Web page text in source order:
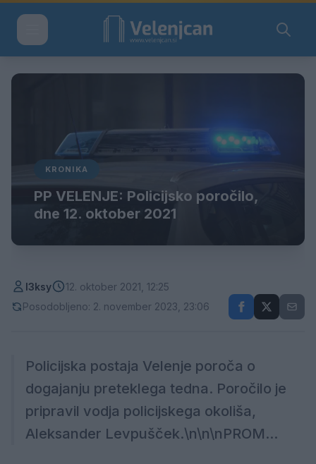
KRONIKA
PP VELENJE: Policijsko poročilo,
dne 12. oktober 2021
l3ksy
12. oktober 2021, 12:25
Posodobljeno: 2. november 2023, 23:06
Policijska postaja Velenje poroča o
dogajanju preteklega tedna. Poročilo je
pripravil vodja policijskega okoliša,
Aleksander Levpušček.\n\n\nPROM...